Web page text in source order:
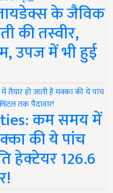
के जैविक
की तस्वीर,
उपज में भी हुई
कम समय में
की ये पांच
हेक्टेयर 126.6